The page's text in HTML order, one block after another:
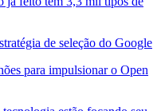
de seleção do Google
para impulsionar o Open